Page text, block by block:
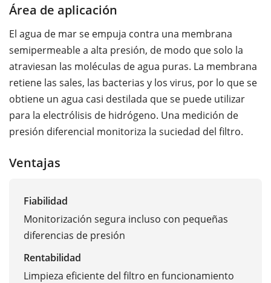
Área de aplicación
El agua de mar se empuja contra una membrana
semipermeable a alta presión, de modo que solo la
atraviesan las moléculas de agua puras. La membrana
retiene las sales, las bacterias y los virus, por lo que se
obtiene un agua casi destilada que se puede utilizar
para la electrólisis de hidrógeno. Una medición de
presión diferencial monitoriza la suciedad del filtro.
Ventajas
Fiabilidad
Monitorización segura incluso con pequeñas
diferencias de presión
Rentabilidad
Limpieza eficiente del filtro en funcionamiento